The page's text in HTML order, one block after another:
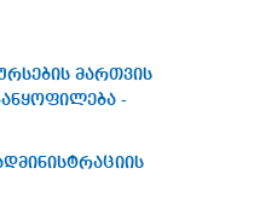
მართვის
-